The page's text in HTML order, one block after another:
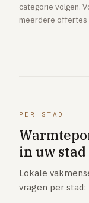
categorie volgen.
meerdere offertes
PER STAD
in uw stad
Lokale
vragen per stad: